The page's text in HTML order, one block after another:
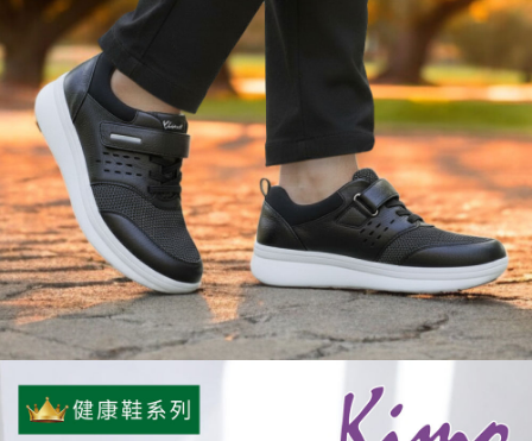
５．嚴禁一人註冊多個帳號或使用他人資訊註冊。若發現惡意使用之情形，
恩沛科技股份有限公司將有權停止該用戶之使用額度並採取法律行動。